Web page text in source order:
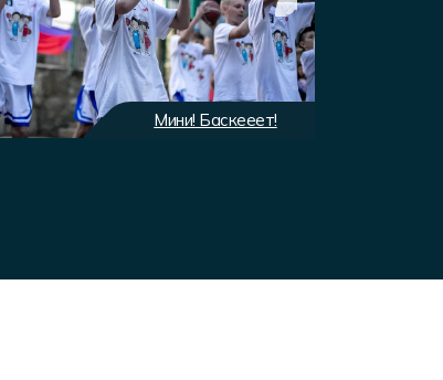
Мини! Баскееет!